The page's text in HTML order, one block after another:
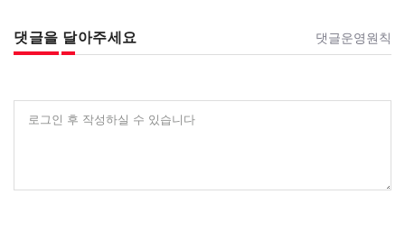
댓글을 달아주세요 댓글운영원칙
로그인 후 작성하실 수 있습니다